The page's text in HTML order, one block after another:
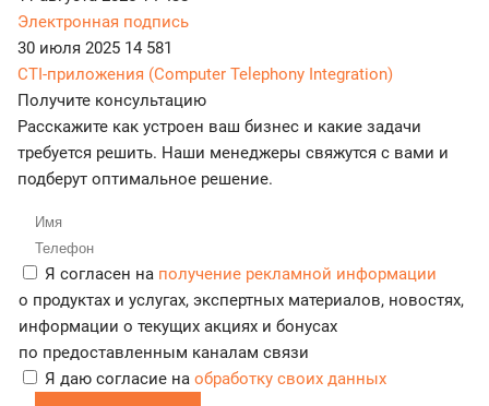
Электронная подпись
30 июля 2025 14 581
CTI-приложения (Computer Telephony Integration)
Получите консультацию
Расскажите как устроен ваш бизнес и какие задачи
требуется решить. Наши менеджеры свяжутся с вами и
подберут оптимальное решение.
Я согласен на получение рекламной информации
о продуктах и услугах, экспертных материалов, новостях,
информации о текущих акциях и бонусах
по предоставленным каналам связи
Я даю согласие на обработку своих данных